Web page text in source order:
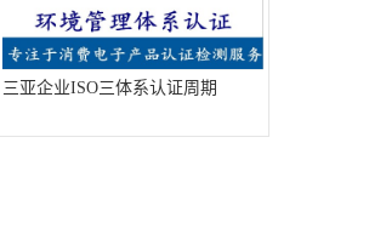
三亚企业ISO三体系认证周期